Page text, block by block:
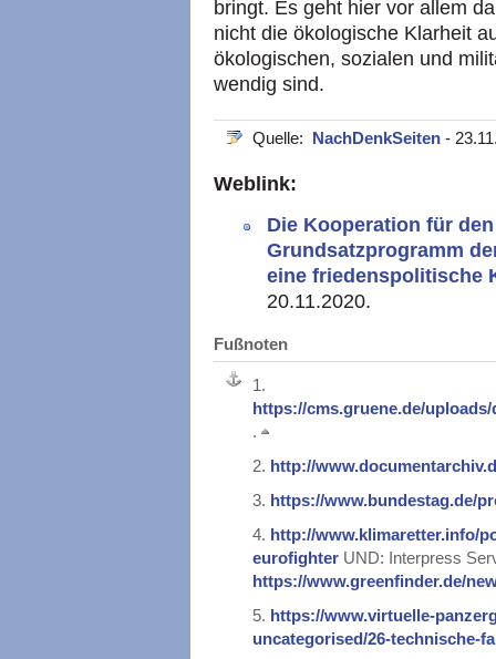
bringt. Es geht hier vor allem
nicht die ökologische Klarheit
ökologischen, sozialen und
wendig sind.
Quelle: NachDenkSeiten -
Weblink:
Die Kooperation für
Grundsatzprogramm
eine friedenspolitische
20.11.2020.
Fußnoten
1.
https://cms.gruene.de/
.
2. http://
3. https://www.bundestag.de/
4. http://www.klimaretter.info/
eurofighter UND: Interpress
https://www.greenfinder.de/
5. https://www.virtuelle-
uncategorised/26-technische-